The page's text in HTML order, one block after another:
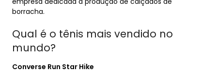
borracha.
Qual é o tênis mais vendido no
mundo?
Converse Run Star Hike